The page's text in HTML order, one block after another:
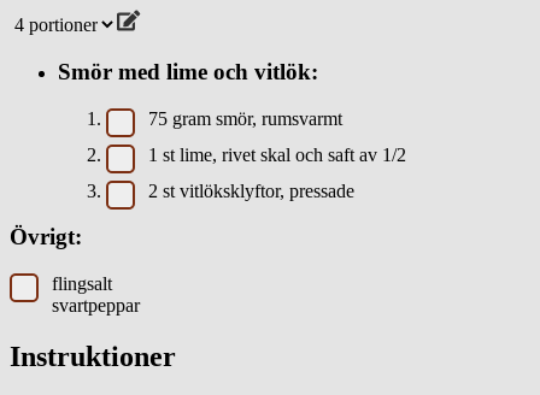
Smör med lime och vitlök:
75 gram smör, rumsvarmt
1 st lime, rivet skal och saft av 1/2
2 st vitlöksklyftor, pressade
Övrigt:
flingsalt
svartpeppar
Instruktioner